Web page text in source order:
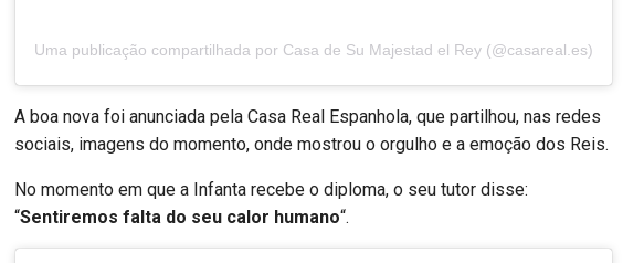
Uma publicação compartilhada por Casa de Su Majestad el Rey (@casareal.es)
A boa nova foi anunciada pela Casa Real Espanhola, que partilhou, nas redes
sociais, imagens do momento, onde mostrou o orgulho e a emoção dos Reis.
No momento em que a Infanta recebe o diploma, o seu tutor disse:
“Sentiremos falta do seu calor humano“.